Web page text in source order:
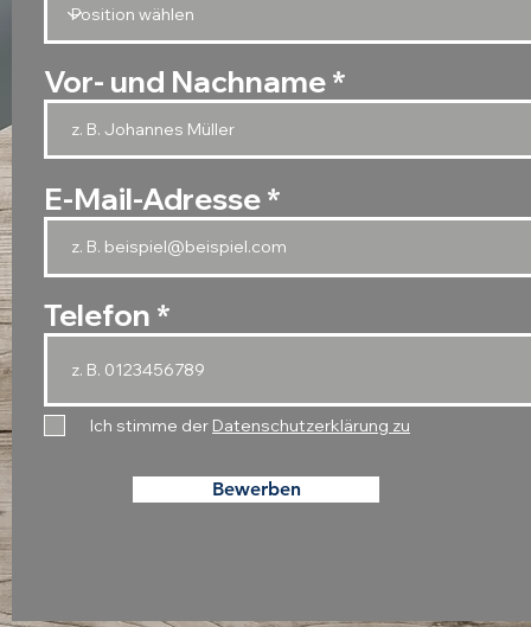
Vor- und Nachname
E-Mail-Adresse
Telefon
Ich stimme der Datenschutzerklärung zu
Bewerben